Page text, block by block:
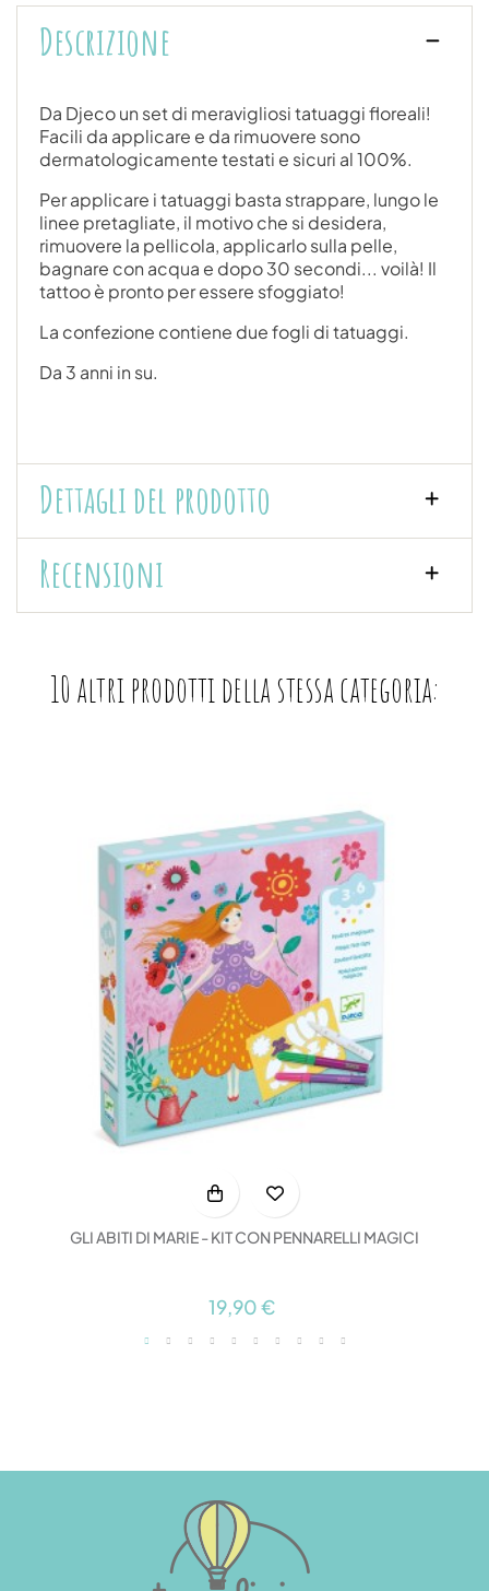
Descrizione
Da Djeco un set di meravigliosi tatuaggi floreali!
Facili da applicare e da rimuovere sono
dermatologicamente testati e sicuri al 100%.
Per applicare i tatuaggi basta strappare, lungo le
linee pretagliate, il motivo che si desidera,
rimuovere la pellicola, applicarlo sulla pelle,
bagnare con acqua e dopo 30 secondi... voilà! Il
tattoo è pronto per essere sfoggiato!
La confezione contiene due fogli di tatuaggi.
Da 3 anni in su.
Dettagli del prodotto
Recensioni
10 altri prodotti della stessa categoria:
GLI ABITI DI MARIE - KIT CON PENNARELLI MAGICI
19,90 €